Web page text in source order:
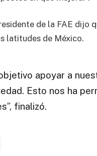
de la FAE dijo
latitudes de México.
apoyar a
Esto nos ha
finalizó.